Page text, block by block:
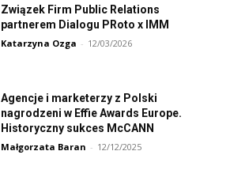
Związek Firm Public Relations
partnerem Dialogu PRoto x IMM
Katarzyna Ozga - 12/03/2026
Agencje i marketerzy z Polski
nagrodzeni w Effie Awards Europe.
Historyczny sukces McCANN
Małgorzata Baran - 12/12/2025